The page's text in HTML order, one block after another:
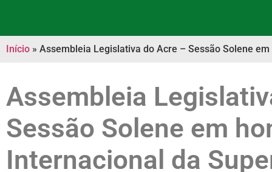
Início » Assembleia Legislativa do Acre – Sessão Solene
Assembleia
Sessão Solene em
Internacional da